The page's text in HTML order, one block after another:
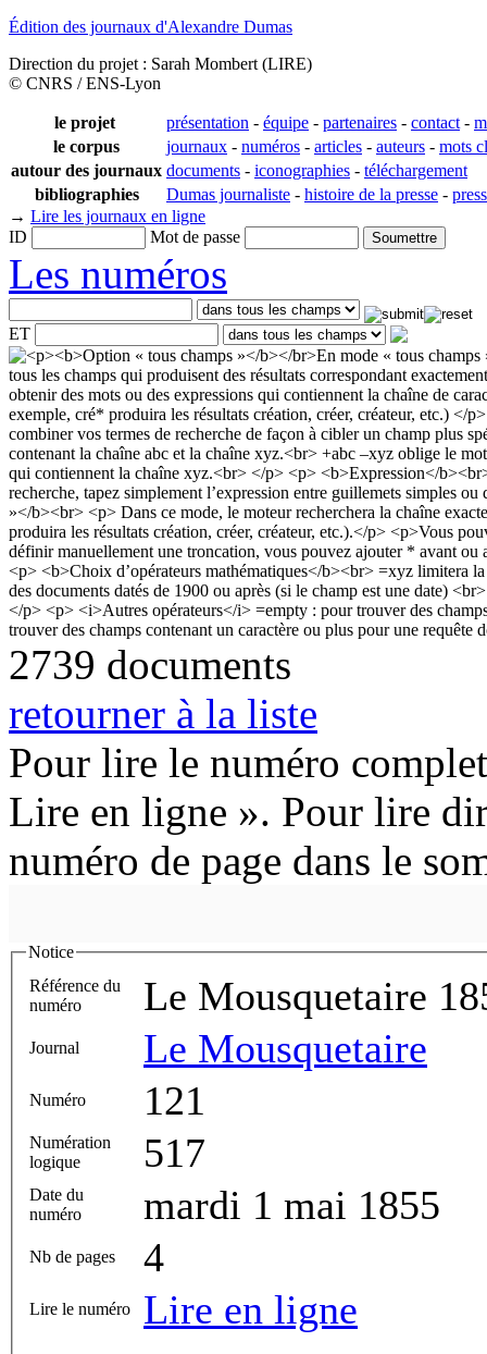
Édition des journaux d'Alexandre Dumas
Direction du projet : Sarah Mombert (LIRE)
© CNRS / ENS-Lyon
le projet présentation - équipe - partenaires - contact -
le corpus
journaux - numéros - articles - auteurs - mots
autour des journaux documents - iconographies - téléchargement
bibliographies
Dumas journaliste - histoire de la presse -
→ Lire les journaux en ligne
ID
Mot de passe
Les numéros
ET
2739 documents
retourner à la liste
Pour lire le numéro
Lire en ligne ». Pour lire
numéro de page dans le
Notice
Référence du
numéro
Le Mousquetaire
Journal Le Mousquetaire
Numéro 121
Numération
logique
517
Date du
numéro
mardi 1 mai 1855
Nb de pages 4
Lire le numéro Lire en ligne